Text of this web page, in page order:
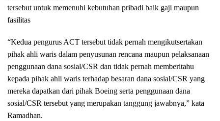
tersebut untuk memenuhi kebutuhan pribadi baik gaji maupun
fasilitas
“Kedua pengurus ACT tersebut tidak pernah mengikutsertakan
pihak ahli waris dalam penyusunan rencana maupun pelaksanaan
penggunaan dana sosial/CSR dan tidak pernah memberitahu
kepada pihak ahli waris terhadap besaran dana sosial/CSR yang
mereka dapatkan dari pihak Boeing serta penggunaan dana
sosial/CSR tersebut yang merupakan tanggung jawabnya,” kata
Ramadhan.